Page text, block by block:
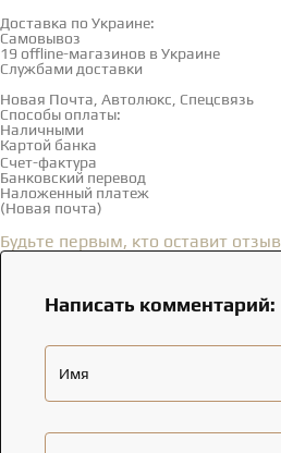
Доставка по Украине:
Самовывоз
19 offline-магазинов в Украине
Службами доставки
Новая Почта, Автолюкс, Спецсвязь
Способы оплаты:
Наличными
Картой банка
Счет-фактура
Банковский перевод
Наложенный платеж
(Новая почта)
Будьте первым, кто оставит отзыв
Написать комментарий:
Имя